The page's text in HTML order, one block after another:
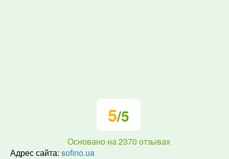
5/5
Основано на2370 отзывах
Адрес сайта: sofino.ua